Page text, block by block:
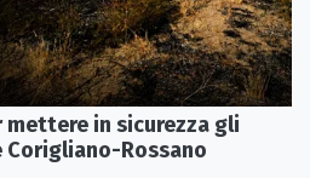
mettere in sicurezza gli
Corigliano-Rossano